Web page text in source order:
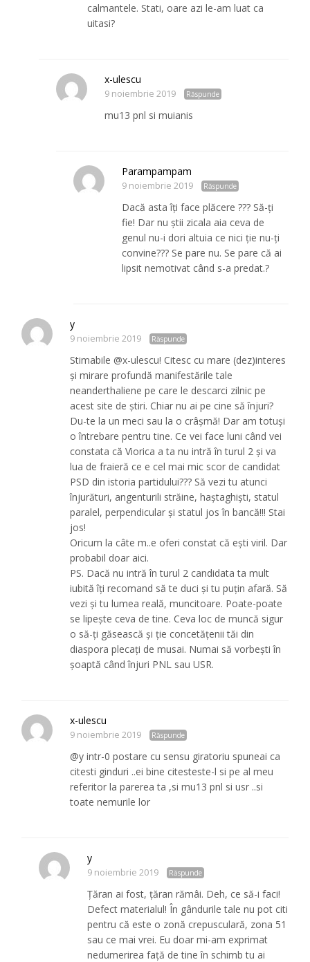
calmantele. Stati, oare azi le-am luat ca
uitasi?
x-ulescu
9 noiembrie 2019 Răspunde
mu13 pnl si muianis
Parampampam
9 noiembrie 2019 Răspunde
Dacă asta îți face plăcere ??? Să-ți
fie! Dar nu știi zicala aia ceva de
genul nu-i dori altuia ce nici ție nu-ți
convine??? Se pare nu. Se pare că ai
lipsit nemotivat când s-a predat.?
y
9 noiembrie 2019 Răspunde
Stimabile @x-ulescu! Citesc cu mare (dez)interes
și mirare profundă manifestările tale
neanderthaliene pe care le descarci zilnic pe
acest site de știri. Chiar nu ai pe cine să înjuri?
Du-te la un meci sau la o crâșmă! Dar am totuși
o întrebare pentru tine. Ce vei face luni când vei
constata că Viorica a ta nu intră în turul 2 și va
lua de fraieră ce e cel mai mic scor de candidat
PSD din istoria partidului??? Să vezi tu atunci
înjurături, angenturili străine, haștaghiști, statul
paralel, perpendicular și statul jos în bancă!!! Stai
jos!
Oricum la câte m..e oferi constat că ești viril. Dar
probabil doar aici.
PS. Dacă nu intră în turul 2 candidata ta mult
iubită îți recomand să te duci și tu puțin afară. Să
vezi și tu lumea reală, muncitoare. Poate-poate
se lipește ceva de tine. Ceva loc de muncă sigur
o să-ți găsească și ție concetățenii tăi din
diaspora plecați de musai. Numai să vorbești în
șoaptă când înjuri PNL sau USR.
x-ulescu
9 noiembrie 2019 Răspunde
@y intr-0 postare cu sensu giratoriu spuneai ca
citesti ginduri ..ei bine citesteste-l si pe al meu
referitor la parerea ta ,si mu13 pnl si usr ..si
toate nemurile lor
y
9 noiembrie 2019 Răspunde
Țăran ai fost, țăran rămâi. Deh, ce să-i faci!
Defect materialul! În gândurile tale nu pot citi
pentru că este o zonă crepusculară, zona 51
sau ce mai vrei. Eu doar mi-am exprimat
nedumerirea față de tine în schimb tu ai